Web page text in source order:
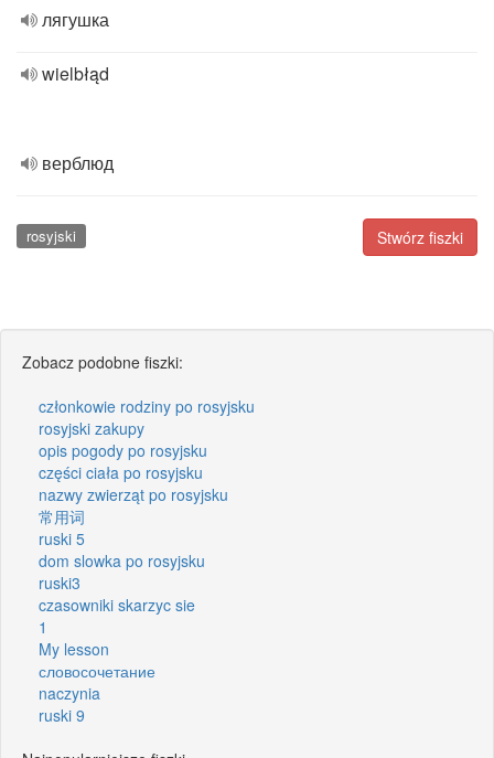
лягушка
wielbłąd
верблюд
Stwórz fiszki
rosyjski
Zobacz podobne fiszki:
członkowie rodziny po rosyjsku
rosyjski zakupy
opis pogody po rosyjsku
części ciała po rosyjsku
nazwy zwierząt po rosyjsku
常用词
ruski 5
dom slowka po rosyjsku
ruski3
czasowniki skarzyc sie
1
My lesson
словосочетание
naczynia
ruski 9